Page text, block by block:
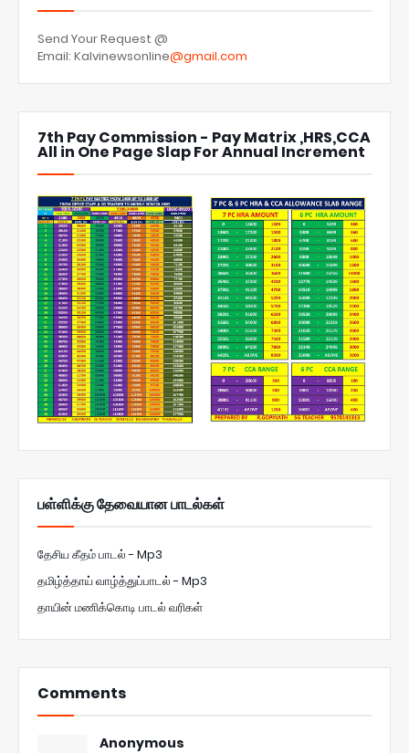
Send Your Request @
Email: Kalvinewsonline@gmail.com
7th Pay Commission - Pay Matrix ,HRS,CCA
All in One Page Slap For Annual Increment
பள்ளிக்கு தேவையான பாடல்கள்
தேசிய கீதம் பாடல் - Mp3
தமிழ்த்தாய் வாழ்த்துப்பாடல் - Mp3
தாயின் மணிக்கொடி பாடல் வரிகள்
Comments
Anonymous